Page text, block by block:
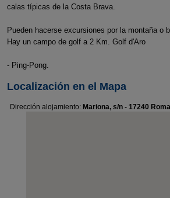
calas típicas de la Costa Brava.
Pueden hacerse excursiones por la montaña o
Hay un campo de golf a 2 Km. Golf d'Aro
- Ping-Pong.
Localización en el Mapa
Dirección alojamiento: Mariona, s/n - 17240